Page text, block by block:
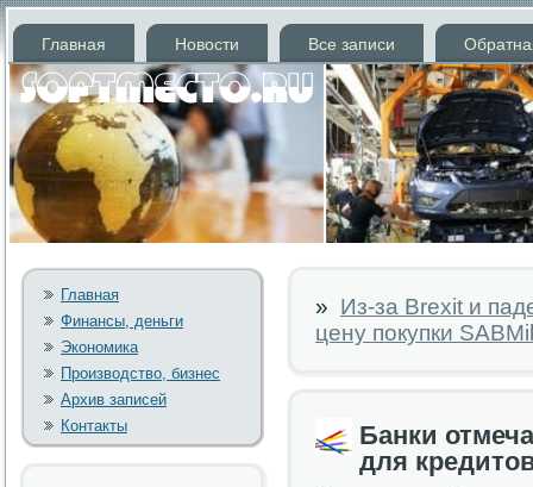
Главная Новости Все записи
Главная
Финансы, деньги
Экономика
Производство, бизнес
Архив записей
Контакты
» Из-за Brexit и
цену покупки
Банки
для